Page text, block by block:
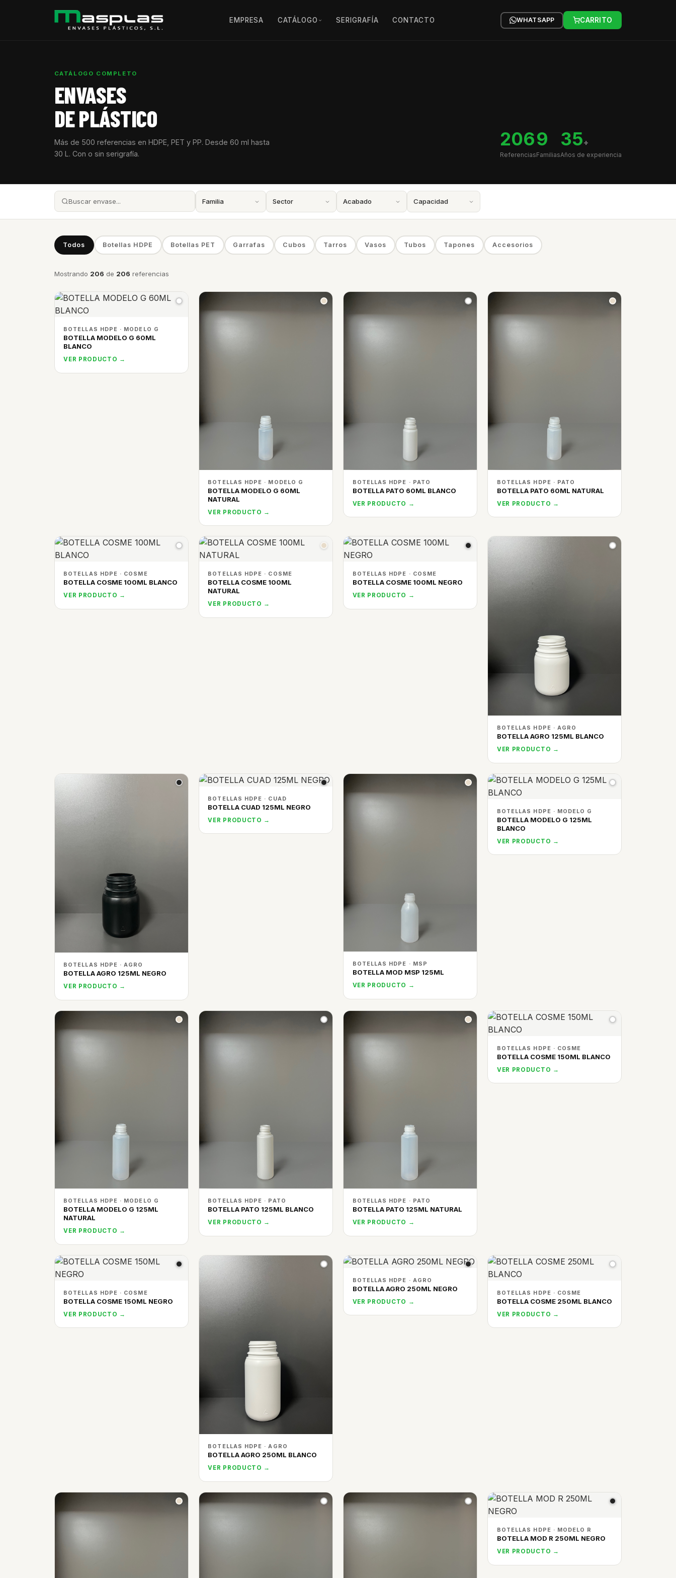
EMPRESA CATÁLOGO SERIGRAFÍA CONTACTO WHATSAPP CARRITO
CATÁLOGO COMPLETO
ENVASES
DE PLÁSTICO
Más de 500 referencias en HDPE, PET y PP. Desde 60 ml hasta
30 L. Con o sin serigrafía.
206
Referencias
9
Familias
35+
Años de experiencia
Todos Botellas HDPE Botellas PET Garrafas Cubos Tarros Vasos Tubos Tapones Accesorios
Mostrando 206 de 206 referencias
BOTELLAS HDPE · MODELO G
BOTELLA MODELO G 60ML
BLANCO
VER PRODUCTO →
BOTELLAS HDPE · MODELO G
BOTELLA MODELO G 60ML
NATURAL
VER PRODUCTO →
BOTELLAS HDPE · PATO
BOTELLA PATO 60ML BLANCO
VER PRODUCTO →
BOTELLAS HDPE · PATO
BOTELLA PATO 60ML NATURAL
VER PRODUCTO →
BOTELLAS HDPE · COSME
BOTELLA COSME 100ML BLANCO
VER PRODUCTO →
BOTELLAS HDPE · COSME
BOTELLA COSME 100ML
NATURAL
VER PRODUCTO →
BOTELLAS HDPE · COSME
BOTELLA COSME 100ML NEGRO
VER PRODUCTO →
BOTELLAS HDPE · AGRO
BOTELLA AGRO 125ML BLANCO
VER PRODUCTO →
BOTELLAS HDPE · AGRO
BOTELLA AGRO 125ML NEGRO
VER PRODUCTO →
BOTELLAS HDPE · CUAD
BOTELLA CUAD 125ML NEGRO
VER PRODUCTO →
BOTELLAS HDPE · MSP
BOTELLA MOD MSP 125ML
VER PRODUCTO →
BOTELLAS HDPE · MODELO G
BOTELLA MODELO G 125ML
BLANCO
VER PRODUCTO →
BOTELLAS HDPE · MODELO G
BOTELLA MODELO G 125ML
NATURAL
VER PRODUCTO →
BOTELLAS HDPE · PATO
BOTELLA PATO 125ML BLANCO
VER PRODUCTO →
BOTELLAS HDPE · PATO
BOTELLA PATO 125ML NATURAL
VER PRODUCTO →
BOTELLAS HDPE · COSME
BOTELLA COSME 150ML BLANCO
VER PRODUCTO →
BOTELLAS HDPE · COSME
BOTELLA COSME 150ML NEGRO
VER PRODUCTO →
BOTELLAS HDPE · AGRO
BOTELLA AGRO 250ML BLANCO
VER PRODUCTO →
BOTELLAS HDPE · AGRO
BOTELLA AGRO 250ML NEGRO
VER PRODUCTO →
BOTELLAS HDPE · COSME
BOTELLA COSME 250ML BLANCO
VER PRODUCTO →
BOTELLAS HDPE · MODELO R
BOTELLA MOD R 250ML NEGRO
VER PRODUCTO →